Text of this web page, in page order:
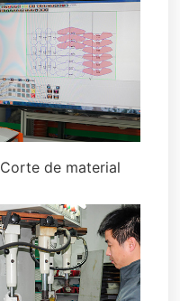
Corte de material